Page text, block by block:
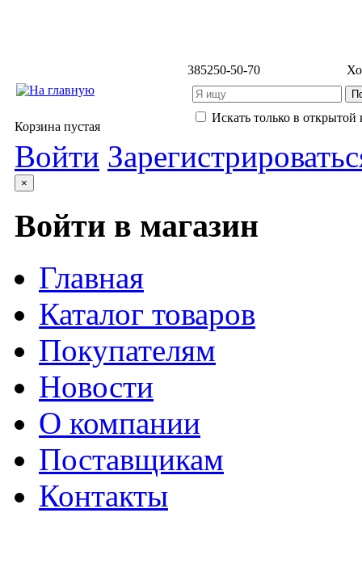
385250-50-70
Искать только в открытой
Корзина пустая
Войти
×
Войти в магазин
Главная
Каталог товаров
Покупателям
Новости
О компании
Поставщикам
Контакты